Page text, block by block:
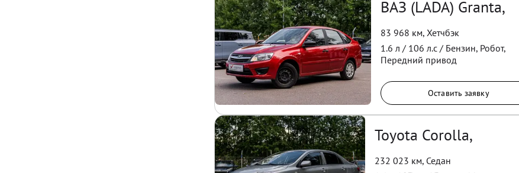
ВАЗ (LADA) Granta,
83 968 км, Хетчбэк
1.6 л / 106 л.с / Бензин, Робот,
Передний привод
Оставить заявку
Toyota Corolla,
232 023 км, Седан